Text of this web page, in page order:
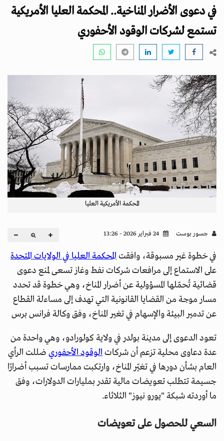
g
a
n
في دعوى الأضرار المناخية.. المحكمة العليا الأمريكية
تستمع لشركات الوقود الأحفوري
المحكمة الأمريكية العليا
جسور بوست
في خطوة غير مسبوقة، وافقتالمحكمة العليا في الولايات المتحدة
على الاستماع إلى مرافعات شركات نفط وغاز تسعى لمنع دعوى
قضائية تُحمّلها المسؤولية عن أضرار المناخ، وهي خطوة قد تحدد
مسار موجة من القضايا القانونية التي تهدف إلى مساءلة القطاع
عن تدمير البيئة والإسهام في تغير المناخ، وفق وكالة فرانس برس
تعود الدعوى إلى مدينة بولدر في ولاية كولورادو، وهي واحدة من
عدة دعاوى محلية تزعم أن شركاتالوقود الأحفوري ضللت الرأي
العام بشأن دورها في تغيّر المناخ، وارتكبت ممارسات تسبب أضرارًا
جسيمة تتطلب تعويضات مالية تقدر بمليارات الدولارات، وفق
ما أوردته شبكة "يورو نيوز" الثلاثاء.
السعي للحصول على تعويضات